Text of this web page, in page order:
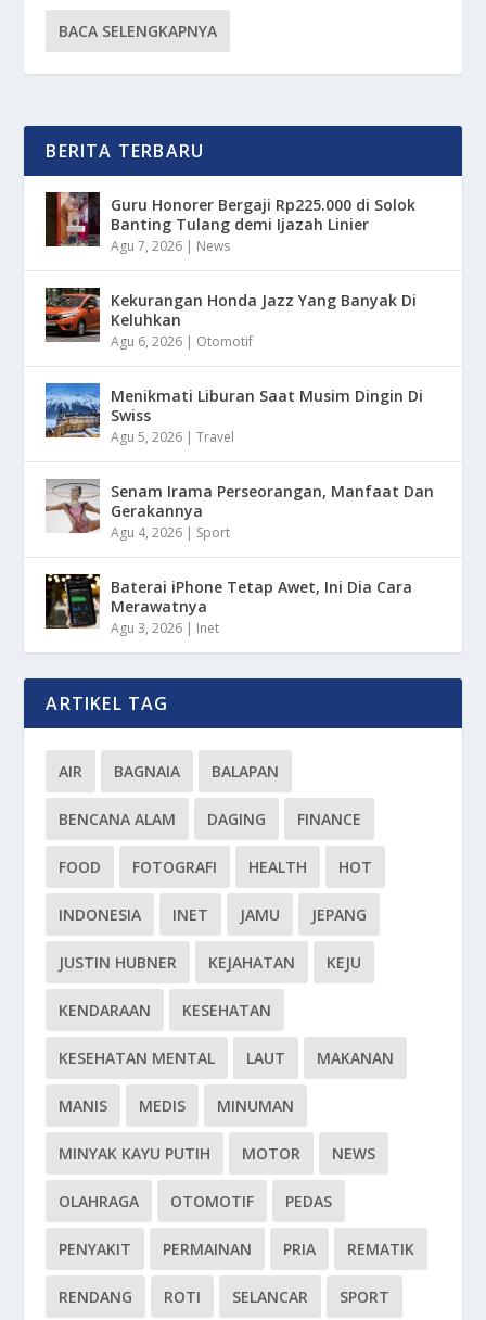
BACA SELENGKAPNYA
BERITA TERBARU
Guru Honorer Bergaji Rp225.000 di Solok
Banting Tulang demi Ijazah Linier
Agu 7, 2026 | News
Kekurangan Honda Jazz Yang Banyak Di
Keluhkan
Agu 6, 2026 | Otomotif
Menikmati Liburan Saat Musim Dingin Di
Swiss
Agu 5, 2026 |Travel
Senam Irama Perseorangan, Manfaat Dan
Gerakannya
Agu 4, 2026 | Sport
Baterai iPhone Tetap Awet, Ini Dia Cara
Merawatnya
Agu 3, 2026 | Inet
ARTIKEL TAG
AIR BAGNAIA BALAPAN
BENCANA ALAM DAGING FINANCE
FOOD FOTOGRAFI HEALTH HOT
INDONESIA INET JAMU JEPANG
JUSTIN HUBNER KEJAHATAN KEJU
KENDARAAN KESEHATAN
KESEHATAN MENTAL LAUT MAKANAN
MANIS MEDIS MINUMAN
MINYAK KAYU PUTIH MOTOR NEWS
OLAHRAGA OTOMOTIF PEDAS
PENYAKIT PERMAINAN PRIA REMATIK
RENDANG ROTI SELANCAR SPORT